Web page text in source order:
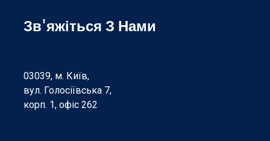
Зв'яжіться З Нами
03039, м. Київ,
вул. Голосіївська 7,
корп. 1, офіс 262